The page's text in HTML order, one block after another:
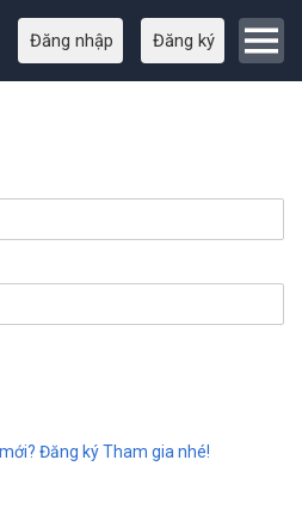
Đăng nhập Đăng ký
Đăng ký Tham gia nhé!